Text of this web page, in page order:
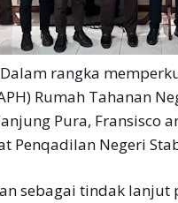
Dalam rangka
Rumah Tahanan
Pura, Fransisco
Penqadilan Negeri
sebagai tindak lanjut